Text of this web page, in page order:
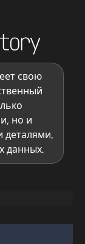
свою
но и
деталями,
данных.